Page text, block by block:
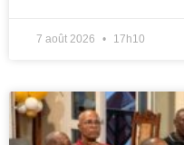
7 août 2026 17h10